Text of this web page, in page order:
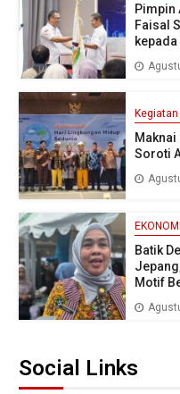
Pimpin
Faisal
Soroti
Batik
Motif
Social Links